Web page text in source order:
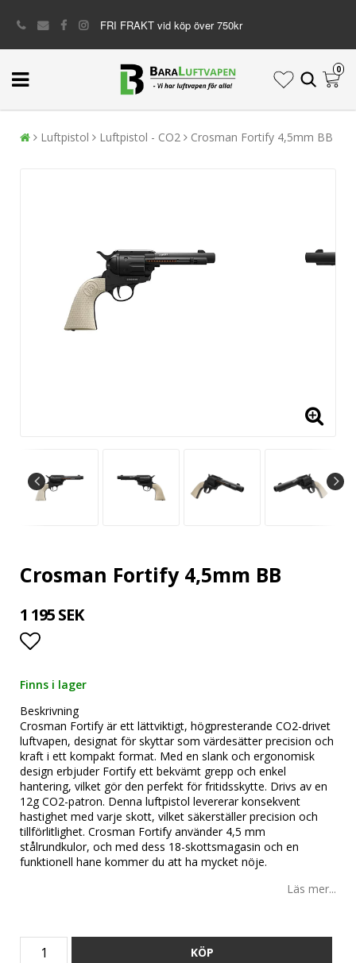
FRI FRAKT vid köp över 750kr
0
Luftpistol Luftpistol - CO2 Crosman Fortify 4,5mm BB
Crosman Fortify 4,5mm BB
1 195 SEK
Lägg till i favoritlistan
Finns i lager
Beskrivning
Crosman Fortify är ett lättviktigt, högpresterande CO2-drivet
luftvapen, designat för skyttar som värdesätter precision och
kraft i ett kompakt format. Med en slank och ergonomisk
design erbjuder Fortify ett bekvämt grepp och enkel
hantering, vilket gör den perfekt för fritidsskytte. Drivs av en
12g CO2-patron. Denna luftpistol levererar konsekvent
hastighet med varje skott, vilket säkerställer precision och
tillförlitlighet. Crosman Fortify använder 4,5 mm
stålrundkulor, och med dess 18-skottsmagasin och en
funktionell hane kommer du att ha mycket nöje.
Läs mer...
KÖP